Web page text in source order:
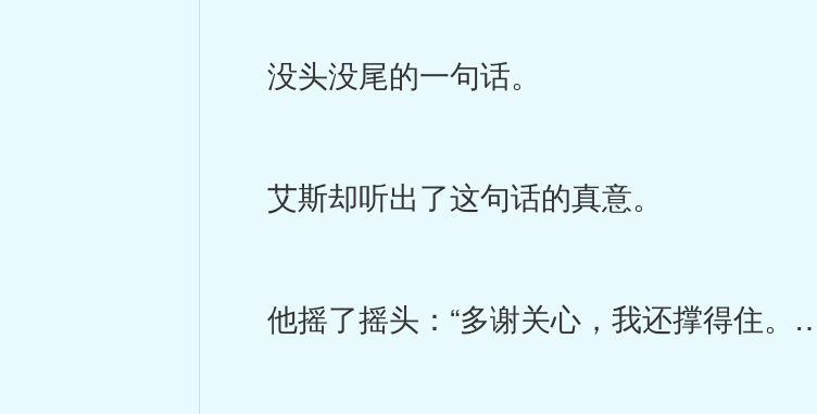
没头没尾的一句话。
艾斯却听出了这句话的真意。
他摇了摇头：“多谢关心，我还撑得住